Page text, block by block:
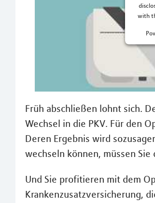
with
Früh abschließen lohnt sich.
Wechsel in die PKV. Für den
Deren Ergebnis wird
wechseln können, müssen
Und Sie profitieren mit dem
Krankenzusatzversicherung,